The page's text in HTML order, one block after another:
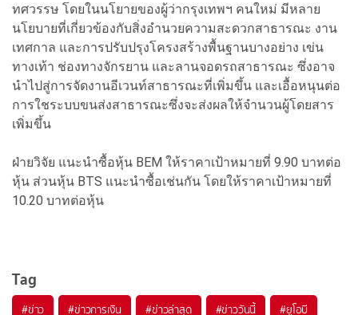
ทศวรรษ โดยในนโยายของผู้ว่ากรุงเทพฯ คนใหม่ มีหลาย
นโยบายที่เกี่ยวข้องกับสิ่งอำนวยความสะดวกสาธารณะ งาน
เทศกาล และการปรับปรุงโครงสร้างพื้นฐานบางอย่าง เข่น
ทางเท้า ช่องทางจักรยาน และลานจอดรถสาธารณะ ซึ่งอาจ
นำไปสู่การจัดงานอีเวนท์สาธารณะที่เพิ่มขึ้น และเอื้อหนุนต่อ
การใชระบบขนส่งสาธารณะซึ่งจะส่งผลให้จำนวนผู้โดยสาร
เพิ่มขึ้น
ฝ่ายวิจัย แนะนำซื้อหุ้น BEM ให้ราคาเป้าหมายที่ 9.90 บาทต่อ
หุ้น ส่วนหุ้น BTS แนะนำซื้อเช่นกัน โดยให้ราคาเป้าหมายที่
10.20 บาทต่อหุ้น
Tag
#ข่าว #ข่าวการเงิน #ข่าวล่าสุด #ข่าววันนี้ #ยูโอบี